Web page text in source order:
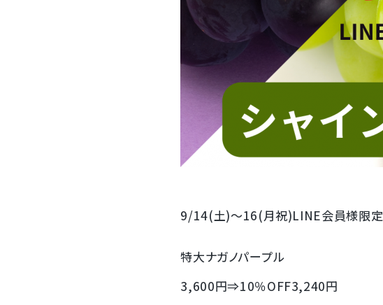
9/14(土)～16(月祝)LINE会員様限定
特大ナガノパープル
3,600円⇒10％OFF3,240円